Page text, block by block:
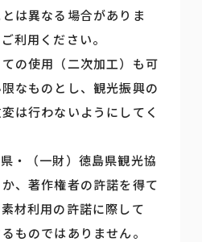
は異なる場合がありま
利用ください。
の使用（二次加工）も可
なものとし、観光振興の
は行わないようにしてく
・（一財）徳島県観光協
、著作権者の許諾を得て
材利用の許諾に際して
ものではありません。